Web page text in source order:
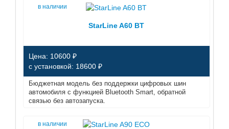
в наличии
StarLine A60 BT
Цена: 10600 ₽
с установкой: 18600 ₽
Бюджетная модель без поддержки цифровых шин
автомобиля с функцией Bluetooth Smart, обратной
связью без автозапуска.
в наличии